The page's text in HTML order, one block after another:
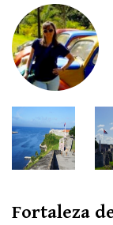
Fortaleza